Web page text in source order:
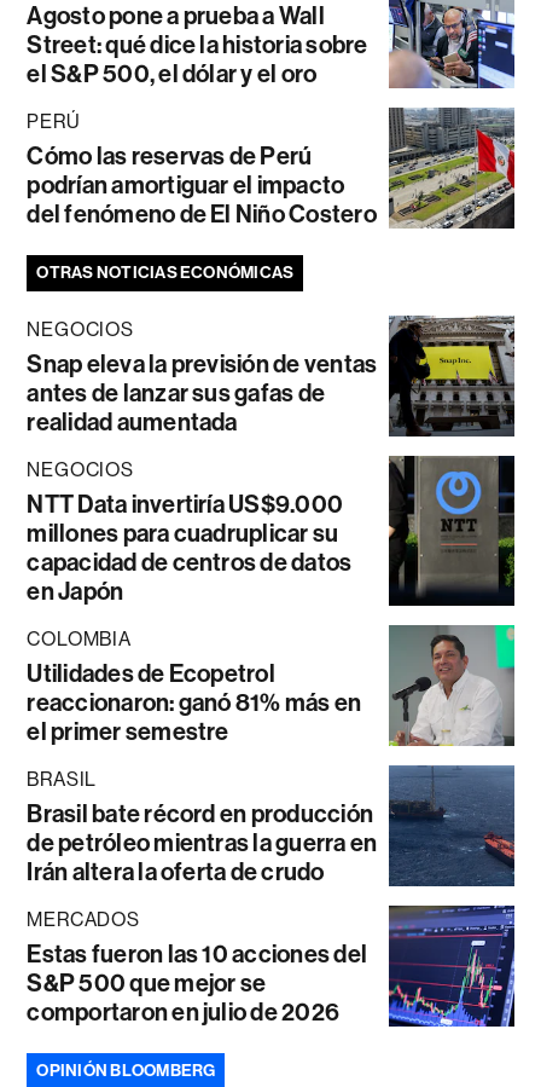
Agosto pone a prueba a Wall
Street: qué dice la historia sobre
el S&P 500, el dólar y el oro
PERÚ
Cómo las reservas de Perú
podrían amortiguar el impacto
del fenómeno de El Niño Costero
OTRAS NOTICIAS ECONÓMICAS
NEGOCIOS
Snap eleva la previsión de ventas
antes de lanzar sus gafas de
realidad aumentada
NEGOCIOS
NTT Data invertiría US$9.000
millones para cuadruplicar su
capacidad de centros de datos
en Japón
COLOMBIA
Utilidades de Ecopetrol
reaccionaron: ganó 81% más en
el primer semestre
BRASIL
Brasil bate récord en producción
de petróleo mientras la guerra en
Irán altera la oferta de crudo
MERCADOS
Estas fueron las 10 acciones del
S&P 500 que mejor se
comportaron en julio de 2026
OPINIÓN BLOOMBERG